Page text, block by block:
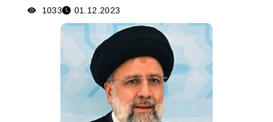
1033 01.12.2023